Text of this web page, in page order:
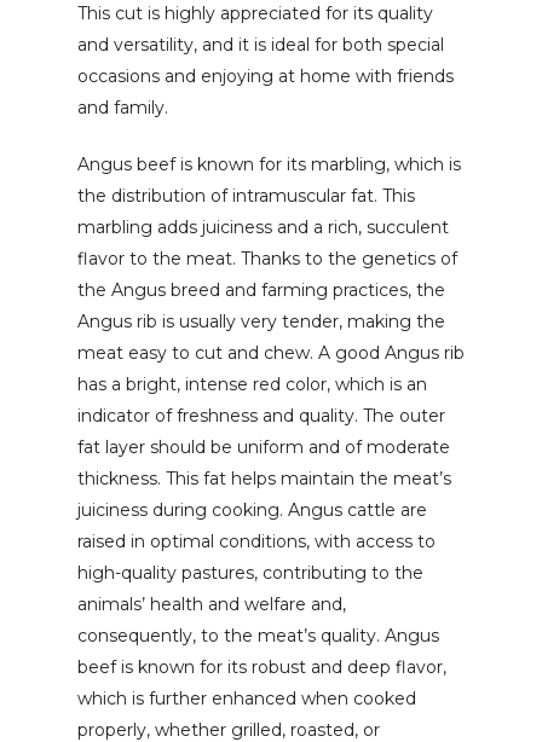
This cut is highly appreciated for its quality
and versatility, and it is ideal for both special
occasions and enjoying at home with friends
and family.
Angus beef is known for its marbling, which is
the distribution of intramuscular fat. This
marbling adds juiciness and a rich, succulent
flavor to the meat. Thanks to the genetics of
the Angus breed and farming practices, the
Angus rib is usually very tender, making the
meat easy to cut and chew. A good Angus rib
has a bright, intense red color, which is an
indicator of freshness and quality. The outer
fat layer should be uniform and of moderate
thickness. This fat helps maintain the meat’s
juiciness during cooking. Angus cattle are
raised in optimal conditions, with access to
high-quality pastures, contributing to the
animals’ health and welfare and,
consequently, to the meat’s quality. Angus
beef is known for its robust and deep flavor,
which is further enhanced when cooked
properly, whether grilled, roasted, or